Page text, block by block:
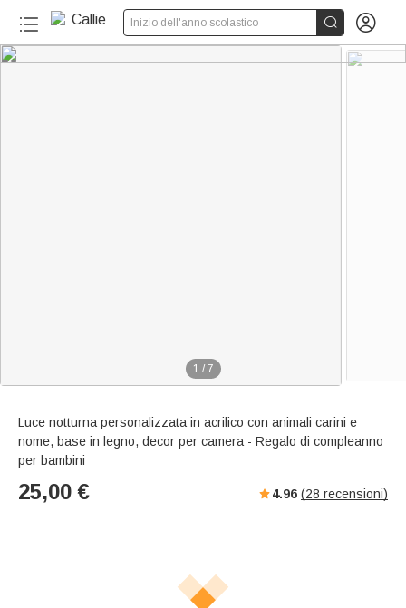
Inizio dell'anno scolastico  
1 / 7
Luce notturna personalizzata in acrilico con animali carini e
nome, base in legno, decor per camera - Regalo di compleanno
per bambini
25,00 € 4.96 (28 recensioni)